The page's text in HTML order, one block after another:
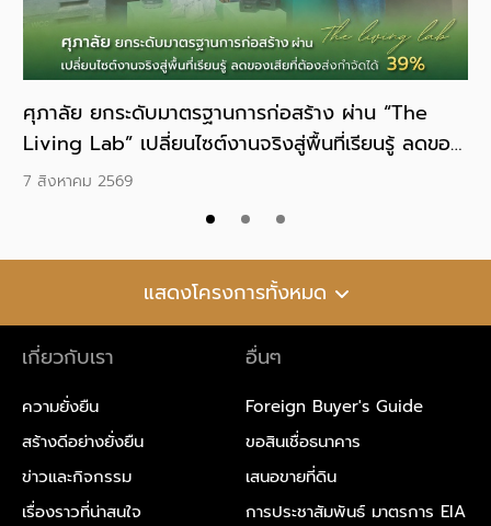
ศุภาลัย ยกระดับมาตรฐานการก่อสร้าง ผ่าน “The
Living Lab” เปลี่ยนไซต์งานจริงสู่พื้นที่เรียนรู้ ลดของ
เสียที่ต้องส่งกำจัดได้ 39%
7 สิงหาคม 2569
แสดงโครงการทั้งหมด
เกี่ยวกับเรา
ความยั่งยืน
สร้างดีอย่างยั่งยืน
ข่าวและกิจกรรม
เรื่องราวที่น่าสนใจ
อื่นๆ
Foreign Buyer's Guide
ขอสินเชื่อธนาคาร
เสนอขายที่ดิน
การประชาสัมพันธ์ มาตรการ EIA